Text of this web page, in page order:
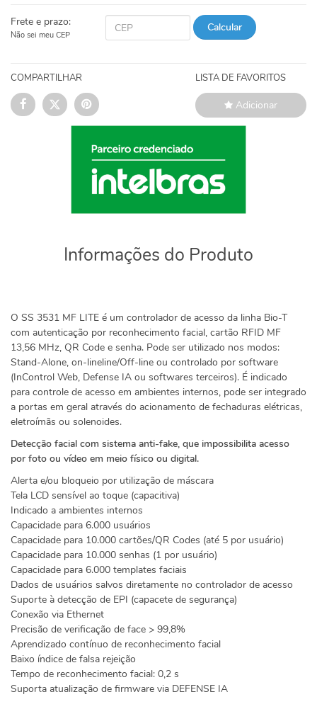
Frete e prazo:
Não sei meu CEP
Calcular
COMPARTILHAR LISTA DE FAVORITOS
Adicionar
Informações do Produto
O SS 3531 MF LITE é um controlador de acesso da linha Bio-T
com autenticação por reconhecimento facial, cartão RFID MF
13,56 MHz, QR Code e senha. Pode ser utilizado nos modos:
Stand-Alone, on-lineline/Off-line ou controlado por software
(InControl Web, Defense IA ou softwares terceiros). É indicado
para controle de acesso em ambientes internos, pode ser integrado
a portas em geral através do acionamento de fechaduras elétricas,
eletroímãs ou solenoides.
Detecção facial com sistema anti-fake, que impossibilita acesso
por foto ou vídeo em meio físico ou digital.
Alerta e/ou bloqueio por utilização de máscara
Tela LCD sensível ao toque (capacitiva)
Indicado a ambientes internos
Capacidade para 6.000 usuários
Capacidade para 10.000 cartões/QR Codes (até 5 por usuário)
Capacidade para 10.000 senhas (1 por usuário)
Capacidade para 6.000 templates faciais
Dados de usuários salvos diretamente no controlador de acesso
Suporte à detecção de EPI (capacete de segurança)
Conexão via Ethernet
Precisão de verificação de face > 99,8%
Aprendizado contínuo de reconhecimento facial
Baixo índice de falsa rejeição
Tempo de reconhecimento facial: 0,2 s
Suporta atualização de firmware via DEFENSE IA